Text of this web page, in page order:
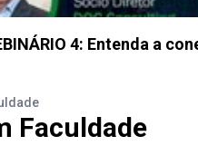
4: Entenda a
Faculdade